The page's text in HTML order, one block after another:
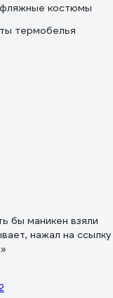
костюмы
термобелья
бы маникен взяли
нажал на ссылку